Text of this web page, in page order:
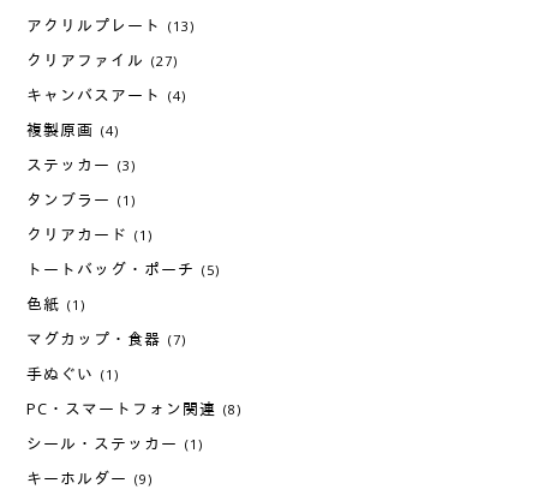
アクリルプレート (13)
クリアファイル (27)
キャンバスアート (4)
複製原画 (4)
ステッカー (3)
タンブラー (1)
クリアカード (1)
トートバッグ・ポーチ (5)
色紙 (1)
マグカップ・食器 (7)
手ぬぐい (1)
PC・スマートフォン関連 (8)
シール・ステッカー (1)
キーホルダー (9)